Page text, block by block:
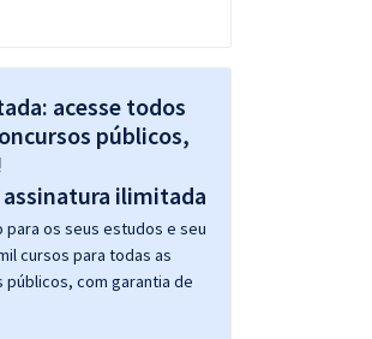
acesse todos
públicos,
os seus estudos e seu
cursos para todas as
com garantia de